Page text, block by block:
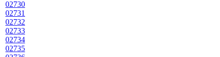
02730
02731
02732
02733
02734
02735